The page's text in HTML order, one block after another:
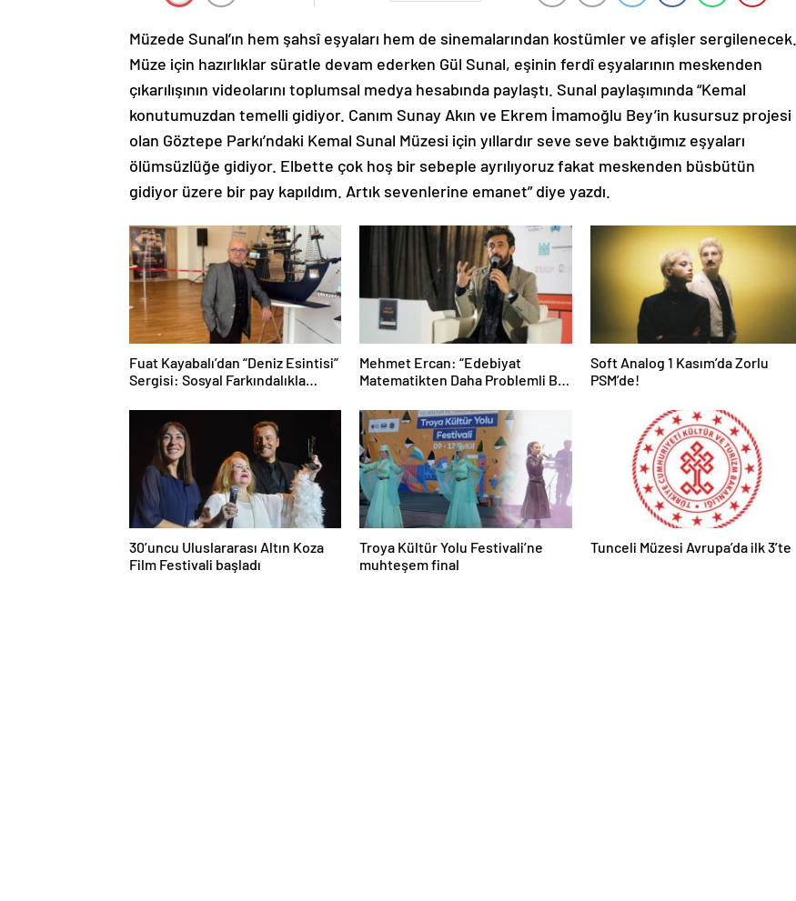
Müzede Sunal’ın hem şahsî eşyaları hem de sinemalarından kostümler ve afişler sergilenecek.
Müze için hazırlıklar süratle devam ederken Gül Sunal, eşinin ferdî eşyalarının meskenden
çıkarılışının videolarını toplumsal medya hesabında paylaştı. Sunal paylaşımında “Kemal
konutumuzdan temelli gidiyor. Canım Sunay Akın ve Ekrem İmamoğlu Bey’in kusursuz projesi
olan Göztepe Parkı’ndaki Kemal Sunal Müzesi için yıllardır seve seve baktığımız eşyaları
ölümsüzlüğe gidiyor. Elbette çok hoş bir sebeple ayrılıyoruz fakat meskenden büsbütün
gidiyor üzere bir pay kapıldım. Artık sevenlerine emanet” diye yazdı.
Fuat Kayabalı’dan “Deniz Esintisi”
Sergisi: Sosyal Farkındalıkla
Mehmet Ercan: “Edebiyat
Matematikten Daha Problemli Bir
Soft Analog 1 Kasım’da Zorlu
PSM’de!
30’uncu Uluslararası Altın Koza
Film Festivali başladı
Troya Kültür Yolu Festivali’ne
muhteşem final
Tunceli Müzesi Avrupa’da ilk 3’te